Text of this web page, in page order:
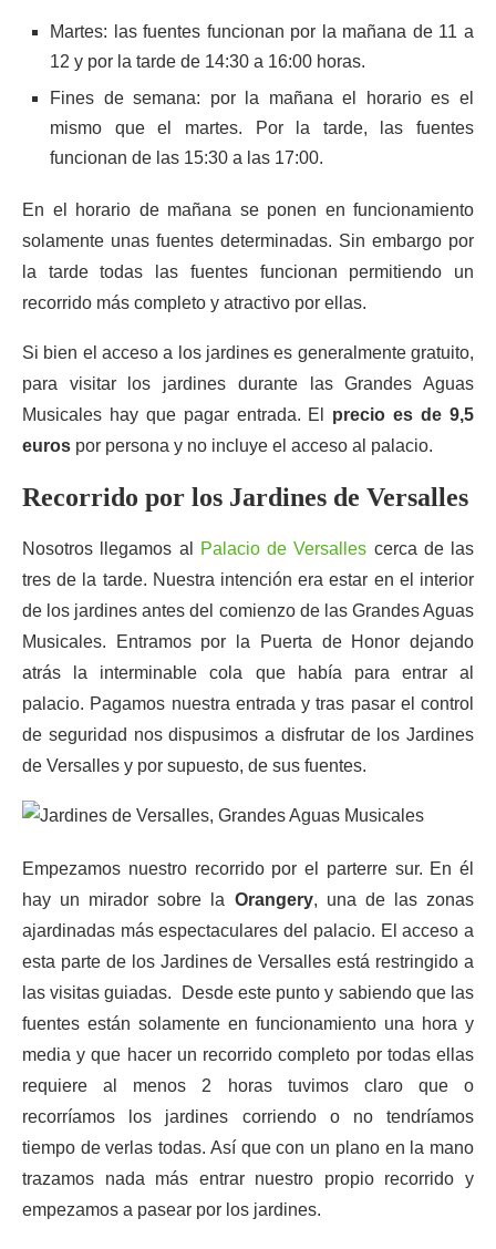
Martes: las fuentes funcionan por la mañana de 11 a
12 y por la tarde de 14:30 a 16:00 horas.
Fines de semana: por la mañana el horario es el
mismo que el martes. Por la tarde, las fuentes
funcionan de las 15:30 a las 17:00.
En el horario de mañana se ponen en funcionamiento
solamente unas fuentes determinadas. Sin embargo por
la tarde todas las fuentes funcionan permitiendo un
recorrido más completo y atractivo por ellas.
Si bien el acceso a los jardines es generalmente gratuito,
para visitar los jardines durante las Grandes Aguas
Musicales hay que pagar entrada. El precio es de 9,5
euros por persona y no incluye el acceso al palacio.
Recorrido por los Jardines de Versalles
Nosotros llegamos al Palacio de Versalles cerca de las
tres de la tarde. Nuestra intención era estar en el interior
de los jardines antes del comienzo de las Grandes Aguas
Musicales. Entramos por la Puerta de Honor dejando
atrás la interminable cola que había para entrar al
palacio. Pagamos nuestra entrada y tras pasar el control
de seguridad nos dispusimos a disfrutar de los Jardines
de Versalles y por supuesto, de sus fuentes.
Empezamos nuestro recorrido por el parterre sur. En él
hay un mirador sobre la Orangery, una de las zonas
ajardinadas más espectaculares del palacio. El acceso a
esta parte de los Jardines de Versalles está restringido a
las visitas guiadas. Desde este punto y sabiendo que las
fuentes están solamente en funcionamiento una hora y
media y que hacer un recorrido completo por todas ellas
requiere al menos 2 horas tuvimos claro que o
recorríamos los jardines corriendo o no tendríamos
tiempo de verlas todas. Así que con un plano en la mano
trazamos nada más entrar nuestro propio recorrido y
empezamos a pasear por los jardines.